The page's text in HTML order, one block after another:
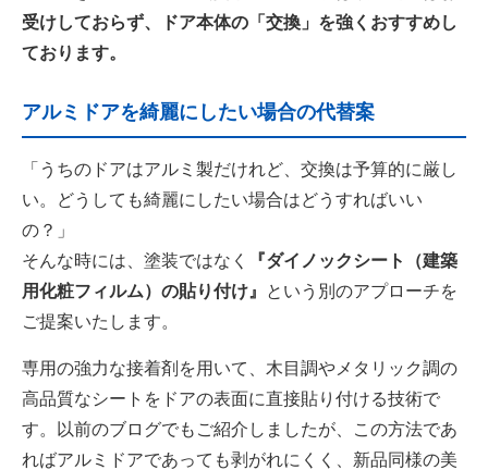
受けしておらず、ドア本体の「交換」を強くおすすめし
ております。
アルミドアを綺麗にしたい場合の代替案
「うちのドアはアルミ製だけれど、交換は予算的に厳し
い。どうしても綺麗にしたい場合はどうすればいい
の？」
そんな時には、塗装ではなく
『ダイノックシート（建築
用化粧フィルム）の貼り付け』
という別のアプローチを
ご提案いたします。
専用の強力な接着剤を用いて、木目調やメタリック調の
高品質なシートをドアの表面に直接貼り付ける技術で
す。以前のブログでもご紹介しましたが、この方法であ
ればアルミドアであっても剥がれにくく、新品同様の美